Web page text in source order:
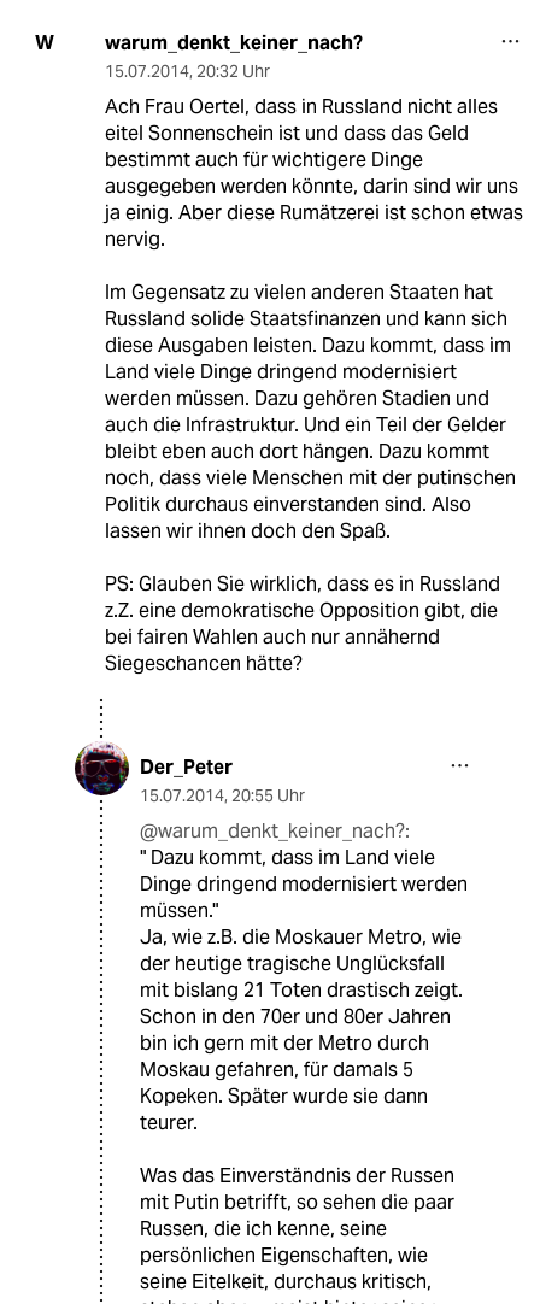
W warum_denkt_keiner_nach?
15.07.2014, 20:32 Uhr
Ach Frau Oertel, dass in Russland nicht alles
eitel Sonnenschein ist und dass das Geld
bestimmt auch für wichtigere Dinge
ausgegeben werden könnte, darin sind wir uns
ja einig. Aber diese Rumätzerei ist schon etwas
nervig.
Im Gegensatz zu vielen anderen Staaten hat
Russland solide Staatsfinanzen und kann sich
diese Ausgaben leisten. Dazu kommt, dass im
Land viele Dinge dringend modernisiert
werden müssen. Dazu gehören Stadien und
auch die Infrastruktur. Und ein Teil der Gelder
bleibt eben auch dort hängen. Dazu kommt
noch, dass viele Menschen mit der putinschen
Politik durchaus einverstanden sind. Also
lassen wir ihnen doch den Spaß.
PS: Glauben Sie wirklich, dass es in Russland
z.Z. eine demokratische Opposition gibt, die
bei fairen Wahlen auch nur annähernd
Siegeschancen hätte?
Der_Peter
15.07.2014, 20:55 Uhr
@warum_denkt_keiner_nach?:
" Dazu kommt, dass im Land viele
Dinge dringend modernisiert werden
müssen."
Ja, wie z.B. die Moskauer Metro, wie
der heutige tragische Unglücksfall
mit bislang 21 Toten drastisch zeigt.
Schon in den 70er und 80er Jahren
bin ich gern mit der Metro durch
Moskau gefahren, für damals 5
Kopeken. Später wurde sie dann
teurer.
Was das Einverständnis der Russen
mit Putin betrifft, so sehen die paar
Russen, die ich kenne, seine
persönlichen Eigenschaften, wie
seine Eitelkeit, durchaus kritisch,